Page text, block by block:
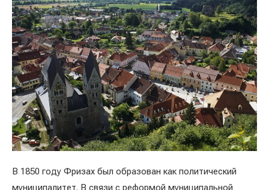
В 1850 году Фризах был образован как политический
муниципалитет. В связи с реформой муниципальной